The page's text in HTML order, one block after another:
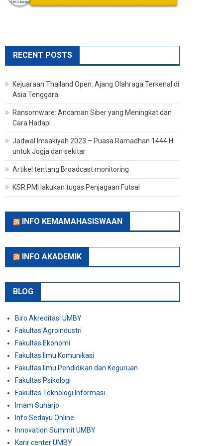
RECENT POSTS
Kejuaraan Thailand Open: Ajang Olahraga Terkenal di
Asia Tenggara
Ransomware: Ancaman Siber yang Meningkat dan
Cara Hadapi
Jadwal Imsakiyah 2023 – Puasa Ramadhan 1444 H
untuk Jogja dan sekitar
Artikel tentang Broadcast monitoring
KSR PMI lakukan tugas Penjagaan Futsal
INFO KEMAMAHASISWAAN
INFO AKADEMIK
BLOG
Biro Akreditasi UMBY
Fakultas Agroindustri
Fakultas Ekonomi
Fakultas Ilmu Komunikasi
Fakultas Ilmu Pendidikan dan Keguruan
Fakultas Psikologi
Fakultas Teknologi Informasi
Imam Suharjo
Info Sedayu Online
Innovation Summit UMBY
Karir center UMBY